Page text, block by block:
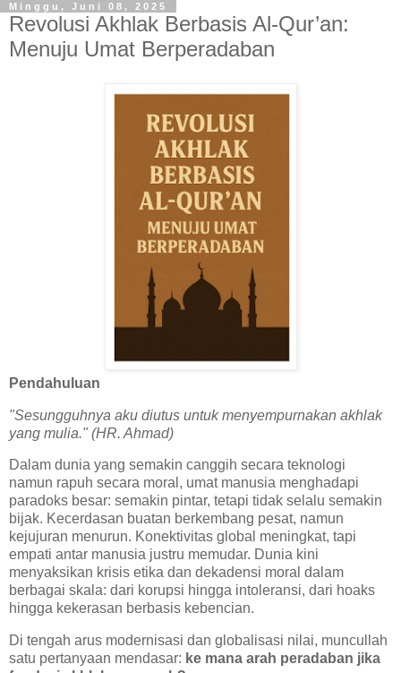
Minggu, Juni 08, 2025
Revolusi Akhlak Berbasis Al-Qur’an:
Menuju Umat Berperadaban
Pendahuluan
"Sesungguhnya aku diutus untuk menyempurnakan akhlak
yang mulia." (HR. Ahmad)
Dalam dunia yang semakin canggih secara teknologi
namun rapuh secara moral, umat manusia menghadapi
paradoks besar: semakin pintar, tetapi tidak selalu semakin
bijak. Kecerdasan buatan berkembang pesat, namun
kejujuran menurun. Konektivitas global meningkat, tapi
empati antar manusia justru memudar. Dunia kini
menyaksikan krisis etika dan dekadensi moral dalam
berbagai skala: dari korupsi hingga intoleransi, dari hoaks
hingga kekerasan berbasis kebencian.
Di tengah arus modernisasi dan globalisasi nilai, muncullah
satu pertanyaan mendasar: ke mana arah peradaban jika